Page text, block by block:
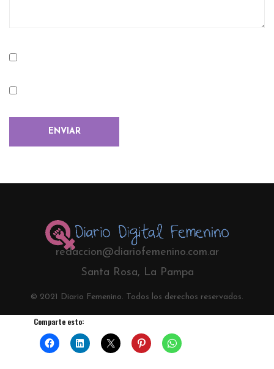
redaccion@diariofemenino.com.ar
Santa Rosa, La Pampa
© 2021 Diario Femenino. Todos los derechos reservados.
Comparte esto: